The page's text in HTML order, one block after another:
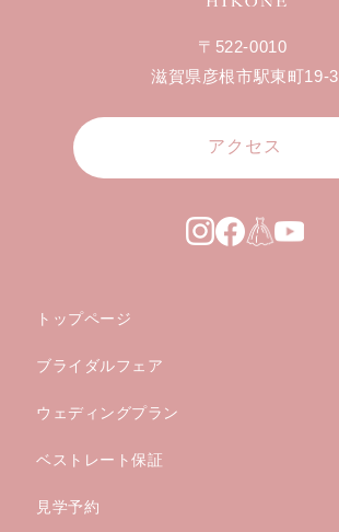
〒522-0010
滋賀県彦根市駅東町19-3
アクセス
トップページ
ブライダルフェア
ウェディングプラン
ベストレート保証
見学予約